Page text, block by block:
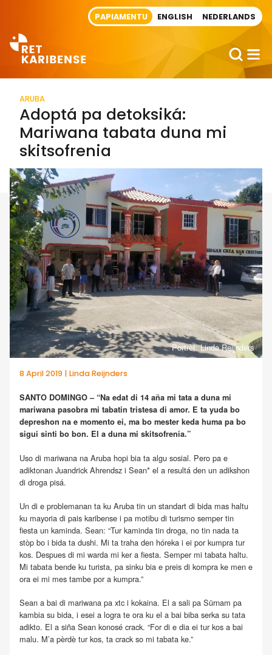
PAPIAMENTU ENGLISH NEDERLANDS
ARUBA
Adoptá pa detoksiká:
Mariwana tabata duna mi
skitsofrenia
Portrèt: Linda Reijnders
8 April 2019 | Linda Reijnders
SANTO DOMINGO – “Na edat di 14 aña mi tata a duna mi
mariwana pasobra mi tabatin tristesa di amor. E ta yuda bo
depreshon na e momento ei, ma bo mester keda huma pa bo
sigui sinti bo bon. El a duna mi skitsofrenia.”
Uso di mariwana na Aruba hopi bia ta algu sosial. Pero pa e
adiktonan Juandrick Ahrendsz i Sean* el a resultá den un adikshon
di droga pisá.
Un di e problemanan ta ku Aruba tin un standart di bida mas haltu
ku mayoria di pais karibense i pa motibu di turismo semper tin
fiesta un kaminda. Sean: “Tur kaminda tin droga, no tin nada ta
stòp bo i bida ta dushi. Mi ta traha den hóreka i ei por kumpra tur
kos. Despues di mi warda mi ker a fiesta. Semper mi tabata haltu.
Mi tabata bende ku turista, pa sinku bia e preis di kompra ke men e
ora ei mi mes tambe por a kumpra.”
Sean a bai di mariwana pa xtc i kokaina. El a sali pa Sürnam pa
kambia su bida, i esei a logra te ora ku el a bai biba serka su tata
adikto. El a siña Sean konosé crack. “For di e dia ei tur kos a bai
malu. M’a pèrdè tur kos, ta crack so mi tabata ke.”